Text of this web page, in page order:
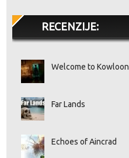
RECENZIJE:
Welcome to Kowloon
Far Lands
Echoes of Aincrad